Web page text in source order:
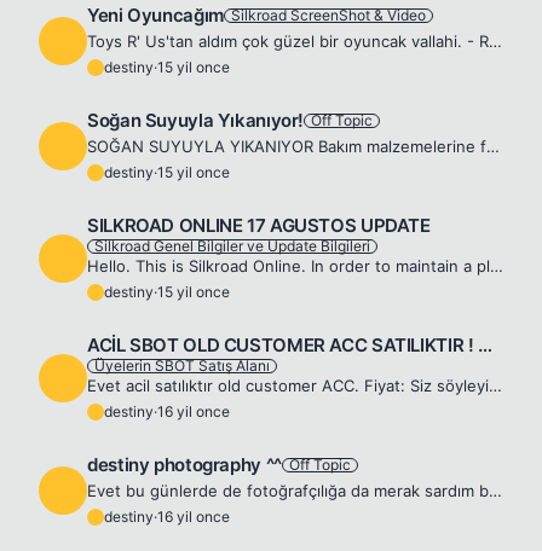
Yeni Oyuncağım Silkroad ScreenShot & Video
Toys R' Us'tan aldım çok güzel bir oyuncak vallahi. - Resim Silinmiş.
destiny·15 yil once
Soğan Suyuyla Yıkanıyor! Off Topic
SOĞAN SUYUYLA YIKANIYOR Bakım malzemelerine fazla para harcamayan Tuba Ünsal'ın güzellik formülleri evlilik hazırlığı yaptığı işadamı sevgilisi Murat Pilevneli'yi de oldukça şaşırtmış. Ünsal güneşlen...
destiny·15 yil once
SILKROAD ONLINE 17 AGUSTOS UPDATE
Silkroad Genel Bilgiler ve Update Bilgileri
Hello. This is Silkroad Online. In order to maintain a pleasant gaming and smooth patching experience, all servers will be undergoing weekly server inspection. Weekly server inspection will occur eve...
destiny·15 yil once
ACİL SBOT OLD CUSTOMER ACC SATILIKTIR ! PEŞİN 50 TL DİREK
Üyelerin SBOT Satış Alanı
Evet acil satılıktır old customer ACC. Fiyat: Siz söyleyin ben değerlendireceğim. Ödeme: YANLIZ nakit banka havale sadece garanti hesabım var,ödeme yapıldığı taktirde hesap teslim edilicektir. Direk ...
destiny·16 yil once
destiny photography ^^ Off Topic
Evet bu günlerde de fotoğrafçılığa da merak sardım buyrun 2. evimden yakaladığım birkaç kare 😎
destiny·16 yil once